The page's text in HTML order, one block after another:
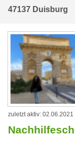
47137 Duisburg
zuletzt aktiv: 02.06.2021